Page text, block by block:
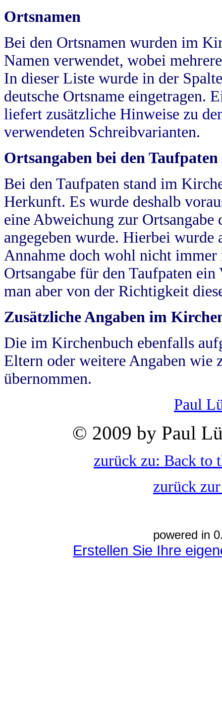
Ortsnamen
Bei den Ortsnamen wurden im
Namen verwendet, wobei
In dieser Liste wurde in der
deutsche Ortsname eingetragen.
liefert zusätzliche Hinweise zu
verwendeten Schreibvarianten.
Ortsangaben bei den Taufpaten
Bei den Taufpaten stand im
Herkunft. Es wurde deshalb
eine Abweichung zur
angegeben wurde. Hierbei wurde
Annahme doch wohl nicht
Ortsangabe für den Taufpaten
man aber von der Richtigkeit
Zusätzliche Angaben im
Die im Kirchenbuch ebenfalls
Eltern oder weitere Angaben wie
übernommen.
Paul
© 2009 by Paul
zurück zu: Back to
zurück
powered in
Erstellen Sie Ihre